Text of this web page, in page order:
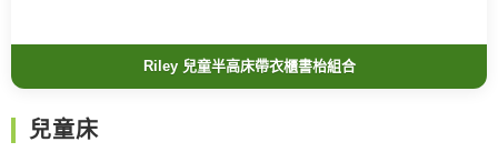
Riley 兒童半高床帶衣櫃書枱組合
兒童床